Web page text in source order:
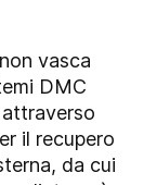
vasca
DMC
il recupero
da cui